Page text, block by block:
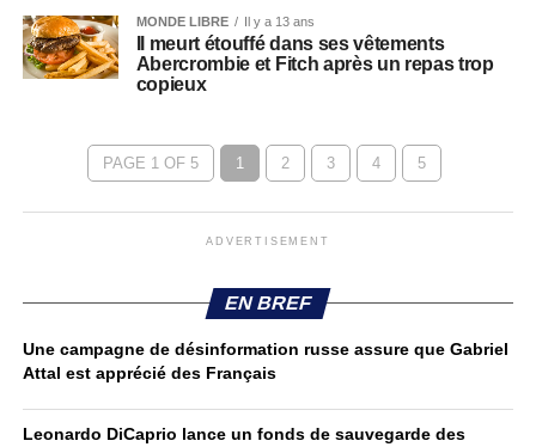
MONDE LIBRE Il y a 13 ans
Il meurt étouffé dans ses vêtements
Abercrombie et Fitch après un repas trop
copieux
PAGE 1 OF 5 1 2 3 4 5
ADVERTISEMENT
EN BREF
Une campagne de désinformation russe assure que Gabriel
Attal est apprécié des Français
Leonardo DiCaprio lance un fonds de sauvegarde des